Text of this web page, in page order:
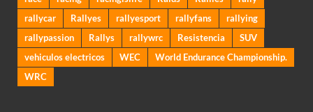
rallycar
Rallyes rallyesport rallyfans
rallying
rallypassion
Rallys rallywrc Resistencia
SUV
vehiculos electricos
WEC
World Endurance Championship.
WRC